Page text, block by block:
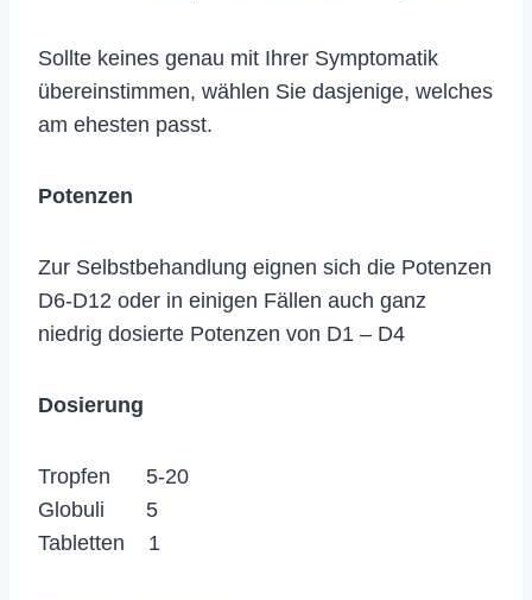
Sollte keines genau mit Ihrer Symptomatik
übereinstimmen, wählen Sie dasjenige, welches
am ehesten passt.
Potenzen
Zur Selbstbehandlung eignen sich die Potenzen
D6-D12 oder in einigen Fällen auch ganz
niedrig dosierte Potenzen von D1 – D4
Dosierung
Tropfen 5-20
Globuli 5
Tabletten 1